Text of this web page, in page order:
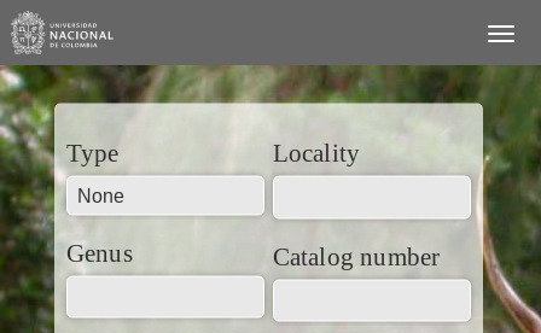
Type
Genus
Locality
Catalog number